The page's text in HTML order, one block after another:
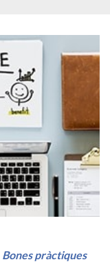
Bones pràctiques